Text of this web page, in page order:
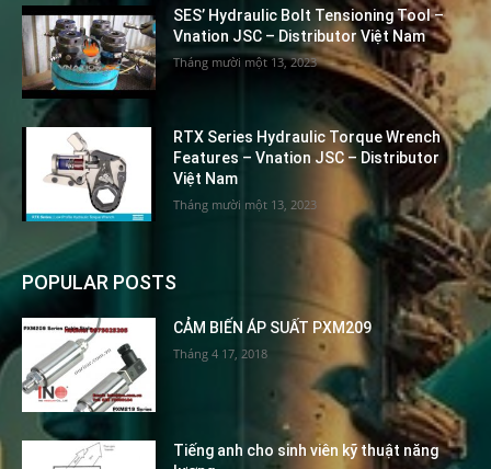
SES’ Hydraulic Bolt Tensioning Tool –
Vnation JSC – Distributor Việt Nam
Tháng mười một 13, 2023
RTX Series Hydraulic Torque Wrench
Features – Vnation JSC – Distributor
Việt Nam
Tháng mười một 13, 2023
POPULAR POSTS
CẢM BIẾN ÁP SUẤT PXM209
Tháng 4 17, 2018
Tiếng anh cho sinh viên kỹ thuật năng